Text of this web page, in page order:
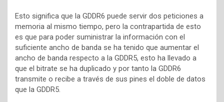
Esto significa que la GDDR6 puede servir dos peticiones a
memoria al mismo tiempo, pero la contrapartida de esto
es que para poder suministrar la información con el
suficiente ancho de banda se ha tenido que aumentar el
ancho de banda respecto a la GDDR5, esto ha llevado a
que el bitrate se ha duplicado y por tanto la GDDR6
transmite o recibe a través de sus pines el doble de datos
que la GDDR5.